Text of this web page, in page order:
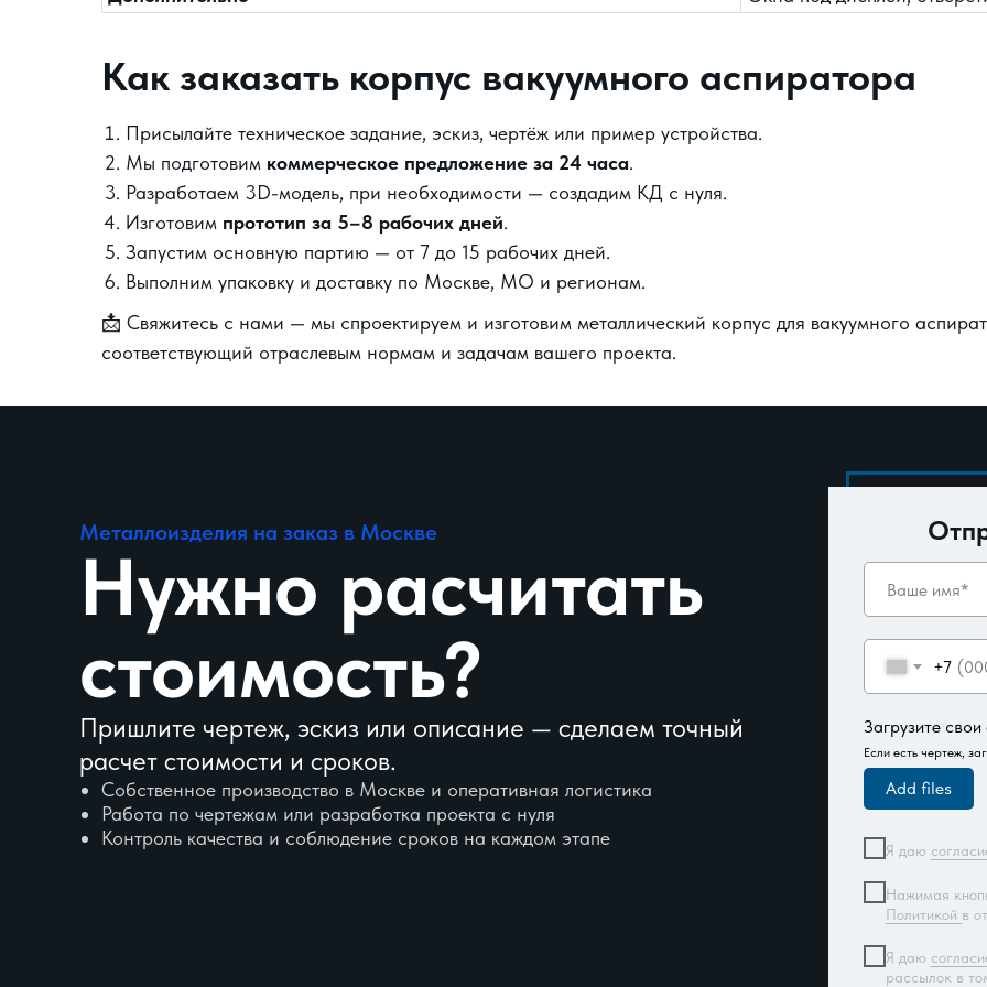
Как заказать корпус вакуумного аспиратора
Присылайте техническое задание, эскиз, чертёж или пример устройства.
Мы подготовим коммерческое предложение за 24 часа.
Разработаем 3D-модель, при необходимости — создадим КД с нуля.
Изготовим прототип за 5–8 рабочих дней.
Запустим основную партию — от 7 до 15 рабочих дней.
Выполним упаковку и доставку по Москве, МО и регионам.
📩 Свяжитесь с нами — мы спроектируем и изготовим металлический корпус для вакуумного
соответствующий отраслевым нормам и задачам вашего проекта.
Металлоизделия на заказ в Москве
Нужно раcчитать
стоимость?
Пришлите чертеж, эскиз или описание — сделаем точный
расчет стоимости и сроков.
Собственное производство в Москве и оперативная логистика
Работа по чертежам или разработка проекта с нуля
Контроль качества и соблюдение сроков на каждом этапе
+7
Загрузите
Если есть чертеж,
Add files
Я даю
Нажимая
Политикой в
Я даю
рассылок в